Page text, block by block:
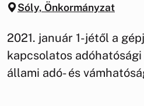
Sóly, Önkormányzat
2021. január 1-jétől a
kapcsolatos
állami adó- és